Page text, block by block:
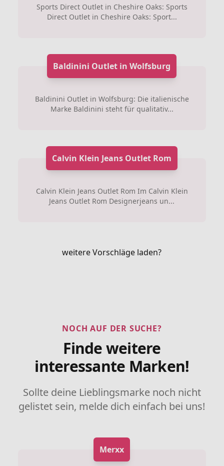
Sports Direct Outlet in Cheshire Oaks: Sports
Direct Outlet in Cheshire Oaks: Sport...
Baldinini Outlet in Wolfsburg
Baldinini Outlet in Wolfsburg: Die italienische
Marke Baldinini steht für qualitativ...
Calvin Klein Jeans Outlet Rom
Calvin Klein Jeans Outlet Rom Im Calvin Klein
Jeans Outlet Rom Designerjeans un...
weitere Vorschläge laden?
NOCH AUF DER SUCHE?
Finde weitere
interessante Marken!
Sollte deine Lieblingsmarke noch nicht
gelistet sein, melde dich einfach bei uns!
Merxx